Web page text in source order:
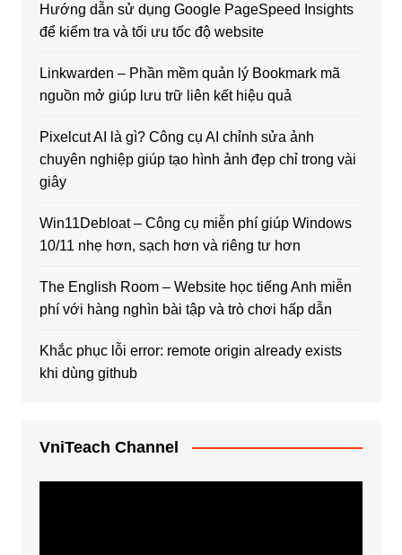
Hướng dẫn sử dụng Google PageSpeed Insights
để kiểm tra và tối ưu tốc độ website
Linkwarden – Phần mềm quản lý Bookmark mã
nguồn mở giúp lưu trữ liên kết hiệu quả
Pixelcut AI là gì? Công cụ AI chỉnh sửa ảnh
chuyên nghiệp giúp tạo hình ảnh đẹp chỉ trong vài
giây
Win11Debloat – Công cụ miễn phí giúp Windows
10/11 nhẹ hơn, sạch hơn và riêng tư hơn
The English Room – Website học tiếng Anh miễn
phí với hàng nghìn bài tập và trò chơi hấp dẫn
Khắc phục lỗi error: remote origin already exists
khi dùng github
VniTeach Channel